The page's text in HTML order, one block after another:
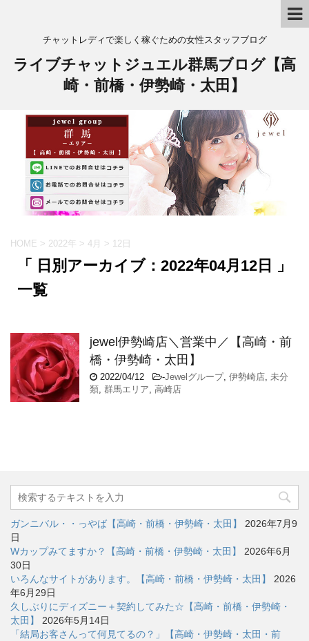
チャットレディで楽しく稼ぐための女性スタッフブログ
ライブチャットジュエル群馬ブログ【高
崎・前橋・伊勢崎・太田】
HOME > 2022年 > 4月 > 12日
「 日別アーカイブ：2022年04月12日 」
一覧
jewel伊勢崎店＼営業中／【高崎・前
橋・伊勢崎・太田】
2022/04/12 -Jewelグループ, 伊勢崎店, 未分
類, 群馬エリア, 高崎店
ガンニバル・・っやば【高崎・前橋・伊勢崎・太田】
2026年7月9
日
Wカップみてますか？【高崎・前橋・伊勢崎・太田】
2026年6月
30日
いろんなサイトがあります。【高崎・前橋・伊勢崎・太田】
2026
年6月29日
久しぶりにディズニー＋契約してみた☆【高崎・前橋・伊勢崎・
太田】
2026年5月14日
「結局お客さんって何見てるの？」【高崎・伊勢崎・太田・前